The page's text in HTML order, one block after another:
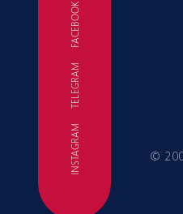
INSTAGRAM
TELEGRAM
FACEBOOK
©